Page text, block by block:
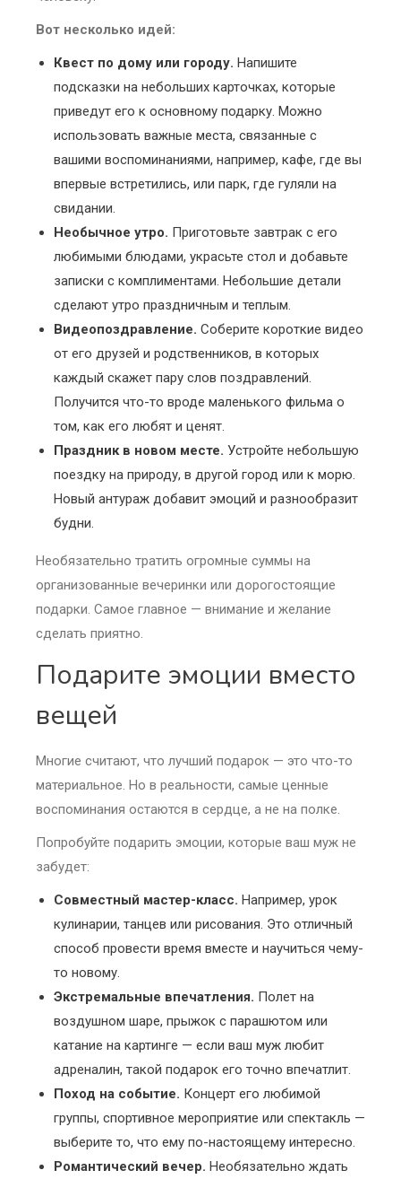
Вот несколько идей:
Квест по дому или городу. Напишите
подсказки на небольших карточках, которые
приведут его к основному подарку. Можно
использовать важные места, связанные с
вашими воспоминаниями, например, кафе, где вы
впервые встретились, или парк, где гуляли на
свидании.
Необычное утро. Приготовьте завтрак с его
любимыми блюдами, украсьте стол и добавьте
записки с комплиментами. Небольшие детали
сделают утро праздничным и теплым.
Видеопоздравление. Соберите короткие видео
от его друзей и родственников, в которых
каждый скажет пару слов поздравлений.
Получится что-то вроде маленького фильма о
том, как его любят и ценят.
Праздник в новом месте. Устройте небольшую
поездку на природу, в другой город или к морю.
Новый антураж добавит эмоций и разнообразит
будни.
Необязательно тратить огромные суммы на
организованные вечеринки или дорогостоящие
подарки. Самое главное — внимание и желание
сделать приятно.
Подарите эмоции вместо
вещей
Многие считают, что лучший подарок — это что-то
материальное. Но в реальности, самые ценные
воспоминания остаются в сердце, а не на полке.
Попробуйте подарить эмоции, которые ваш муж не
забудет:
Совместный мастер-класс. Например, урок
кулинарии, танцев или рисования. Это отличный
способ провести время вместе и научиться чему-
то новому.
Экстремальные впечатления. Полет на
воздушном шаре, прыжок с парашютом или
катание на картинге — если ваш муж любит
адреналин, такой подарок его точно впечатлит.
Поход на событие. Концерт его любимой
группы, спортивное мероприятие или спектакль —
выберите то, что ему по-настоящему интересно.
Романтический вечер. Необязательно ждать